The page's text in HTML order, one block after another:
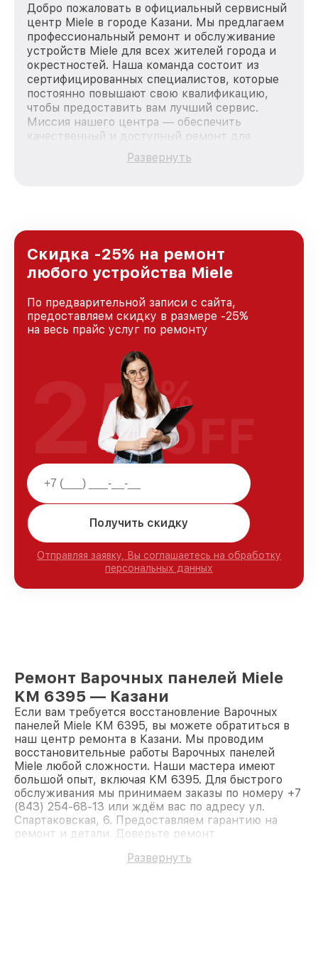
Добро пожаловать в официальный сервисный
центр Miele в городе Казани. Мы предлагаем
профессиональный ремонт и обслуживание
устройств Miele для всех жителей города и
окрестностей. Наша команда состоит из
сертифицированных специалистов, которые
постоянно повышают свою квалификацию,
чтобы предоставить вам лучший сервис.
Миссия нашего центра — обеспечить
качественный и доступный ремонт для
каждого пользователя продукции Miele, вне
зависимости от сложности поломки. Мы
и лояльности наших клиентов.
Развернуть
Скидка -25% на ремонт
любого устройства Miele
По предварительной записи с сайта,
предоставляем скидку в размере -25%
на весь прайс услуг по ремонту
Получить скидку
Отправляя заявку, Вы соглашаетесь на обработку
персональных данных
25%
OFF
Ремонт Варочных панелей Miele
KM 6395 — Казани
Если вам требуется восстановление Варочных
панелей Miele KM 6395, вы можете обратиться в
наш центр ремонта в Казани. Мы проводим
восстановительные работы Варочных панелей
Miele любой сложности. Наши мастера имеют
большой опыт, включая KM 6395. Для быстрого
обслуживания мы принимаем заказы по номеру +7
(843) 254-68-13 или ждём вас по адресу ул.
Спартаковская, 6. Предоставляем гарантию на
ремонт и детали. Доверьте ремонт
Развернуть